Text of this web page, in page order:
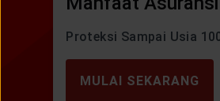
Proteksi Sampai Usia
MULAI SEKARANG
ARTIKEL DAN BERITA